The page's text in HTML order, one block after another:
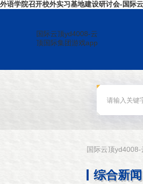
外语学院召开校外实习基地建设研讨会-国际
国际云顶yd4008-云
顶国际集团游戏app
国际云顶
综合新闻